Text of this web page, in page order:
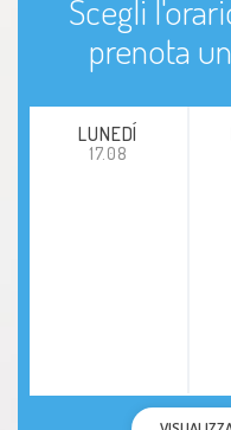
Scegli
prenota
LUNEDÍ
17.08